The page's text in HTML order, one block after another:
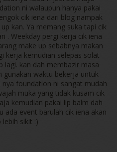
ni walaupun hanya pakai
cik iena dari blog nampak
kan. Ya memang suka tapi cik
. Weekday pergi kerja cik iena
make up sebabnya makan
kerja kemudian selepas solat
lagi. kan dah membazir masa
gunakan waktu bekerja untuk
nya foundation ni sangat mudah
muka yang tidak kusam cik
kemudian pakai lip balm dah
ada event barulah cik iena akan
lebih sikit :)